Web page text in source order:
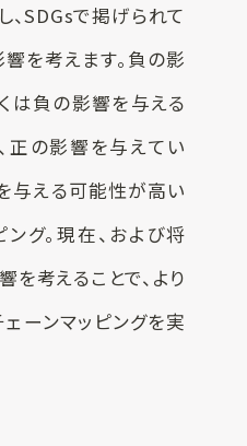
、SDGsで掲げられて
を考えます。負の影
は負の影響を与える
正の影響を与えてい
与える可能性が高い
グ。現在、および将
を考えることで、より
ーンマッピングを実